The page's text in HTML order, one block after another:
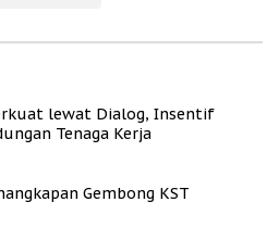
lewat Dialog, Insentif
Tenaga Kerja
Gembong KST